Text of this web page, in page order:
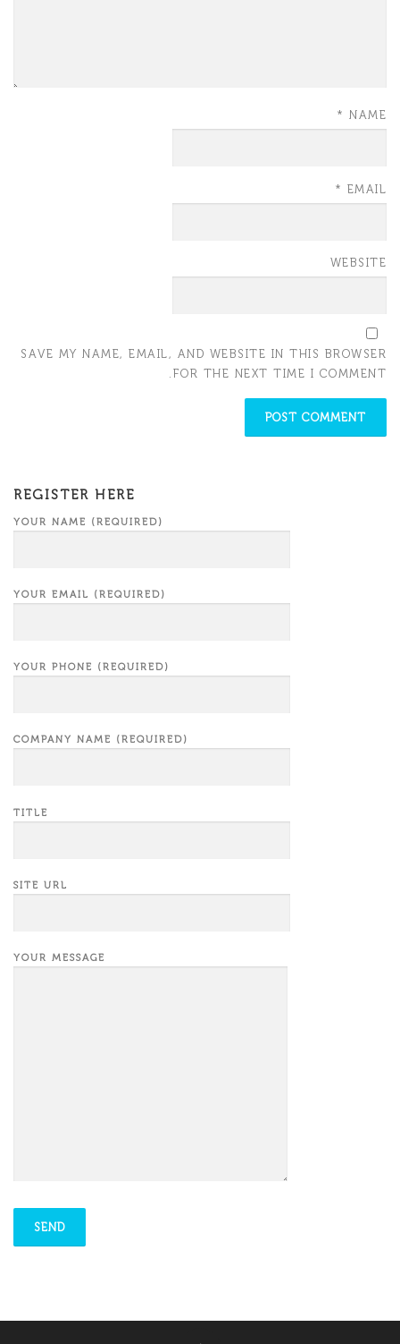
NAME
*
EMAIL
*
WEBSITE
SAVE MY NAME, EMAIL, AND WEBSITE IN THIS BROWSER
FOR THE NEXT TIME I COMMENT.
REGISTER HERE
YOUR NAME (REQUIRED)
YOUR EMAIL (REQUIRED)
YOUR PHONE (REQUIRED)
COMPANY NAME (REQUIRED)
TITLE
SITE URL
YOUR MESSAGE